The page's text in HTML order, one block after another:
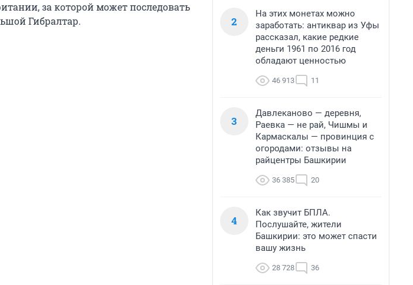
за которой может последовать
Гибралтар.
2
На этих монетах можно
заработать: антиквар из Уфы
рассказал, какие редкие
деньги 1961 по 2016 год
обладают ценностью
46 913 11
3
Давлеканово — деревня,
Раевка — не рай, Чишмы и
Кармаскалы — провинция с
огородами: отзывы на
райцентры Башкирии
36 385 20
4
Как звучит БПЛА.
Послушайте, жители
Башкирии: это может спасти
вашу жизнь
28 728 36